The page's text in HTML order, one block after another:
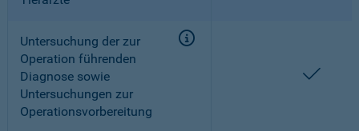
Untersuchung der zur
Operation führenden
Diagnose sowie
Untersuchungen zur
Operationsvorbereitung